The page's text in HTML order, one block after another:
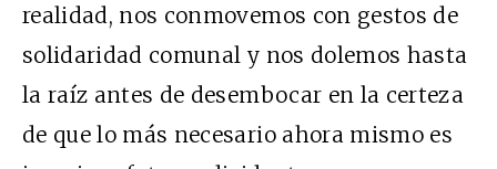
realidad, nos conmovemos con gestos de
solidaridad comunal y nos dolemos hasta
la raíz antes de desembocar en la certeza
de que lo más necesario ahora mismo es